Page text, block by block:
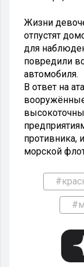
Жизни
отпустят
для
повредили
автомобиля.
В ответ на
противника,
морской